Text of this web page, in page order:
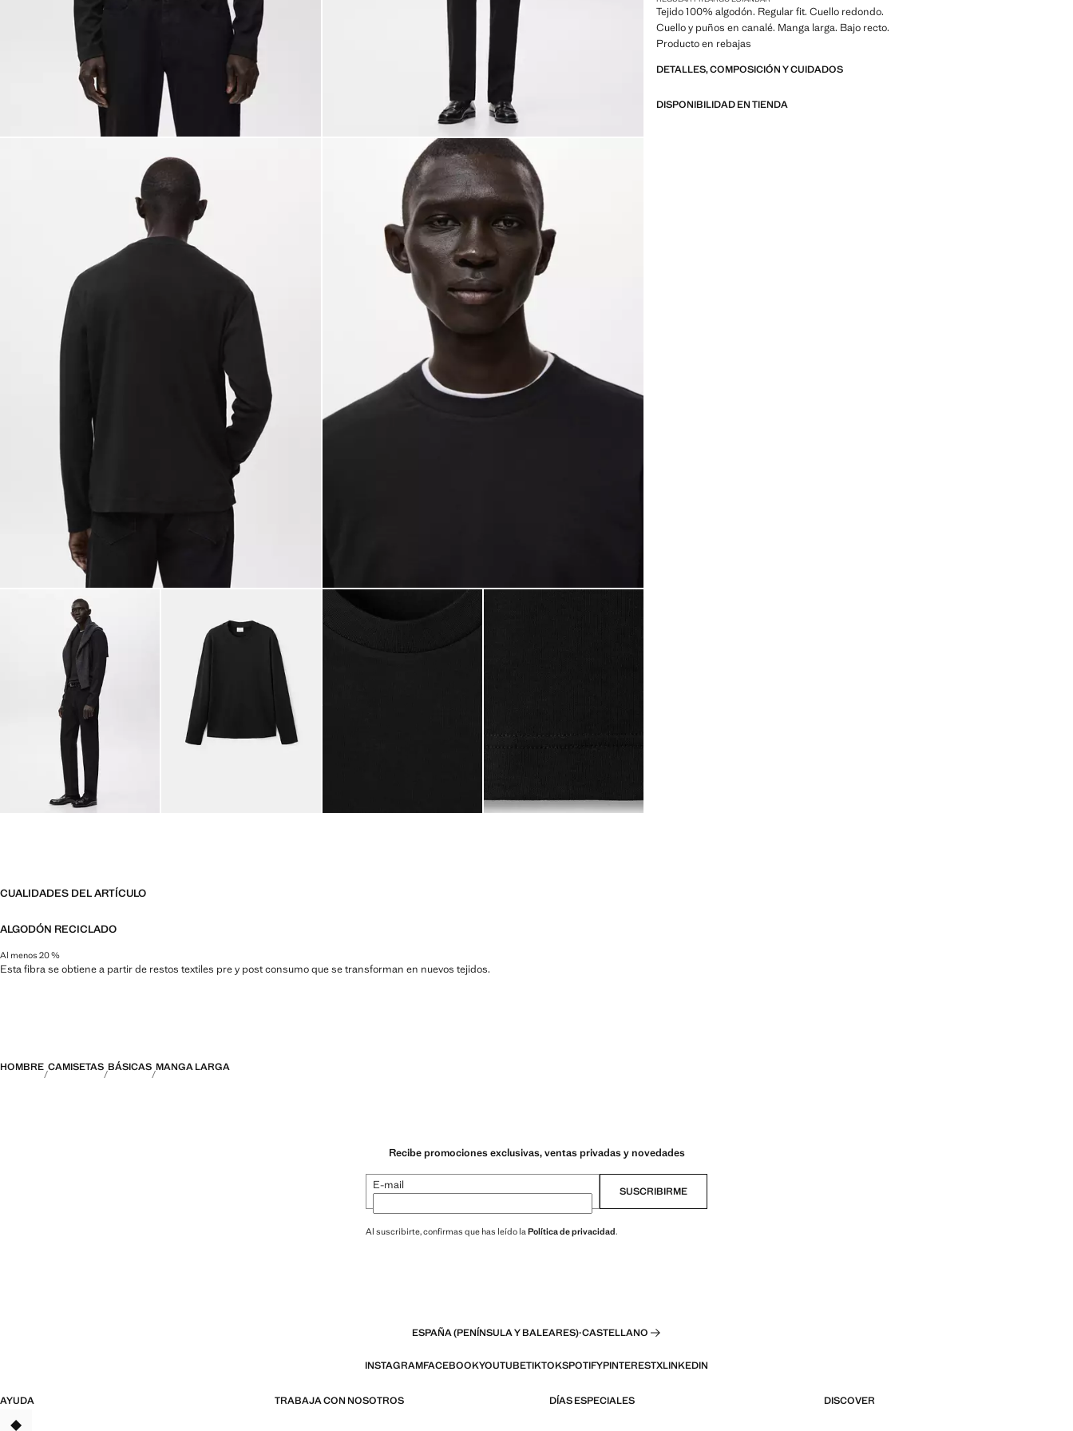
Tejido 100% algodón. Regular fit. Cuello redondo.
Cuello y puños en canalé. Manga larga. Bajo recto.
Producto en rebajas
DETALLES, COMPOSICIÓN Y CUIDADOS
DISPONIBILIDAD EN TIENDA
CUALIDADES DEL ARTÍCULO
ALGODÓN RECICLADO
Al menos 20 %
Esta fibra se obtiene a partir de restos textiles pre y post consumo que se transforman en nuevos tejidos.
HOMBRE CAMISETAS BÁSICAS MANGA LARGA
Recibe promociones exclusivas, ventas privadas y novedades
E-mail SUSCRIBIRME
Al suscribirte, confirmas que has leído laPolítica de privacidad.
ESPAÑA (PENÍNSULA Y BALEARES)·CASTELLANO
INSTAGRAMFACEBOOKYOUTUBETIKTOKSPOTIFYPINTERESTXLINKEDIN
AYUDA TRABAJA CON NOSOTROS DÍAS ESPECIALES DISCOVER